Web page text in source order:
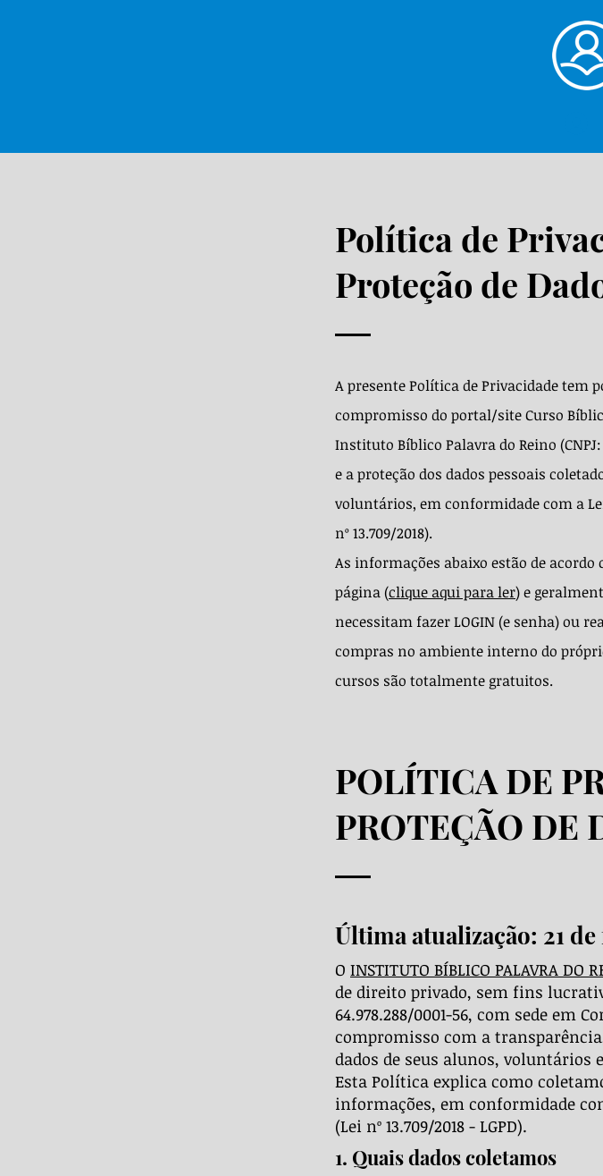
Política de
Proteção de
A presente Política de Privacidade tem
compromisso do portal/site Curso
Instituto Bíblico Palavra do Reino
e a proteção dos dados pessoais
voluntários, em conformidade com a Lei
nº 13.709/2018).
As informações abaixo estão de
página (clique aqui para ler) e
necessitam fazer LOGIN (e senha) ou
compras no ambiente interno do
cursos são totalmente gratuitos.
POLÍTICA DE
PROTEÇÃO DE
Última atualização: 21
O INSTITUTO BÍBLICO PALAVRA DO
de direito privado, sem fins
64.978.288/0001-56, com sede em
compromisso com a
dados de seus alunos, voluntários
Esta Política explica como
informações, em conformidade
(Lei nº 13.709/2018 - LGPD).
1. Quais dados coletamos